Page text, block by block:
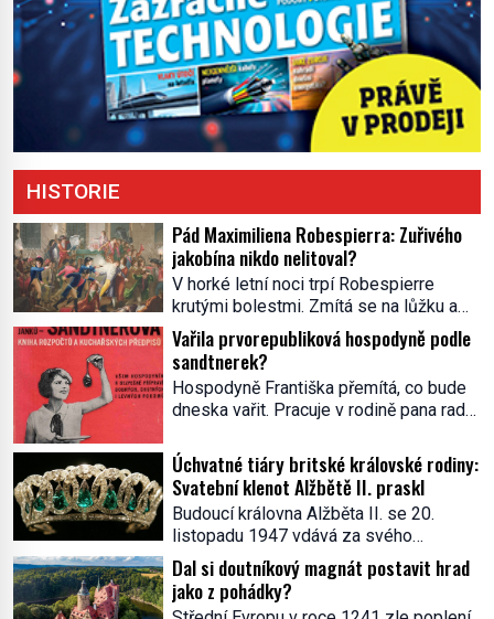
HISTORIE
Pád Maximiliena Robespierra: Zuřivého
jakobína nikdo nelitoval?
V horké letní noci trpí Robespierre
krutými bolestmi. Zmítá se na lůžku a
hlavou mu víří kolotoč myšlenek. Když
se probere z mdlob, vzpomene si na
jednu z pařížských jasnovidek, kterou
před lety navštívil. Prorokovala mu
tragický osud. Tehdy se jí vysmál.
prohlásil o něm jiný významný
francouzský revolucionář, Honoré de
Mirabeau […]
Vařila prvorepubliková hospodyně podle
sandtnerek?
Hospodyně Františka přemítá, co bude
dneska vařit. Pracuje v rodině pana rady
rychle v jedné ze „sandtnerek“.
„Zaplaťpánbůh, že už nemusíme chodit
s lístky,“ povzdechne si směrem ke
služce, kterou má v kuchyni k ruce.
Ještě v prvních letech nové republiky
fungoval kvůli nedostatku zboží
přídělový systém. […]
Úchvatné tiáry britské královské rodiny:
Svatební klenot Alžbětě II. praskl
Budoucí královna Alžběta II. se 20.
listopadu 1947 vdává za svého
vyvoleného Filipa Mountbattena. Aby
měla na obřad ve Westminsteru podle
tradice „něco vypůjčeného“, její matka jí
Dal si doutníkový magnát postavit hrad
jako z pohádky?